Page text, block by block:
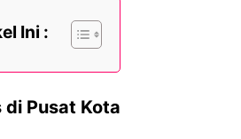
Ini :
Pusat Kota